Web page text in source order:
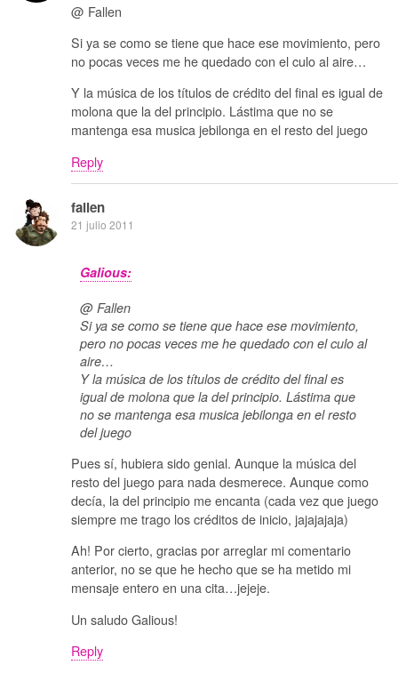
@ Fallen
Si ya se como se tiene que hace ese movimiento, pero
no pocas veces me he quedado con el culo al aire…
Y la música de los títulos de crédito del final es igual de
molona que la del principio. Lástima que no se
mantenga esa musica jebilonga en el resto del juego
Reply
fallen
21 julio 2011
Galious:
@ Fallen
Si ya se como se tiene que hace ese movimiento,
pero no pocas veces me he quedado con el culo al
aire…
Y la música de los títulos de crédito del final es
igual de molona que la del principio. Lástima que
no se mantenga esa musica jebilonga en el resto
del juego
Pues sí, hubiera sido genial. Aunque la música del
resto del juego para nada desmerece. Aunque como
decía, la del principio me encanta (cada vez que juego
siempre me trago los créditos de inicio, jajajajaja)
Ah! Por cierto, gracias por arreglar mi comentario
anterior, no se que he hecho que se ha metido mi
mensaje entero en una cita…jejeje.
Un saludo Galious!
Reply